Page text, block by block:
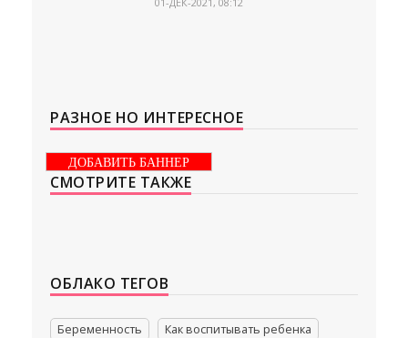
РАЗНОЕ НО ИНТЕРЕСНОЕ
ДОБАВИТЬ БАННЕР
СМОТРИТЕ ТАКЖЕ
ОБЛАКО ТЕГОВ
Беременность Как воспитывать ребенка